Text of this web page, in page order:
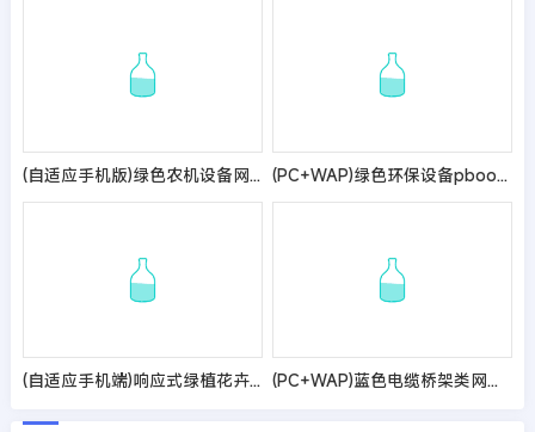
(自适应手机版)绿色农机设备网站模板 农业机械设备网站源码 (PC+WAP)绿色环保设备pbootcms网站模板 资源回收新能源网站源码
(自适应手机端)响应式绿植花卉盆栽pbootcms网站模板 办公室盆栽租赁网站源码 (PC+WAP)蓝色电缆桥架类网站PbootCMS模板 电缆钢结构五金机械网站源码